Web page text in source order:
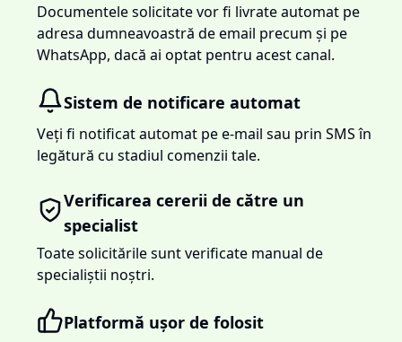
Documentele solicitate vor fi livrate automat pe
adresa dumneavoastră de email precum și pe
WhatsApp, dacă ai optat pentru acest canal.
Sistem de notificare automat
Veți fi notificat automat pe e-mail sau prin SMS în
legătură cu stadiul comenzii tale.
Verificarea cererii de către un
specialist
Toate solicitările sunt verificate manual de
specialiștii noștri.
Platformă ușor de folosit